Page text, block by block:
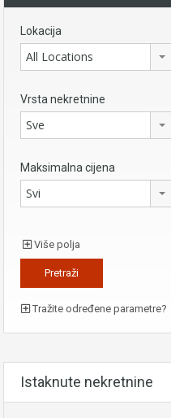
Lokacija
All Locations
Vrsta nekretnine
Sve
Maksimalna cijena
Svi
Više polja
Tražite određene parametre?
Istaknute nekretnine